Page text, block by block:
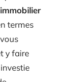
termes
y faire